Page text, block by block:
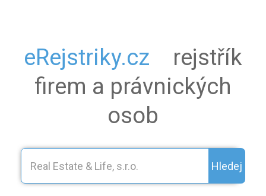
eRejstriky.cz
rejstřík
firem a právnických
osob
Hledej